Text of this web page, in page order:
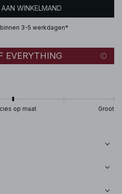
WINKELMAND
3-5 werkdagen*
EVERYTHING
op maat Groot